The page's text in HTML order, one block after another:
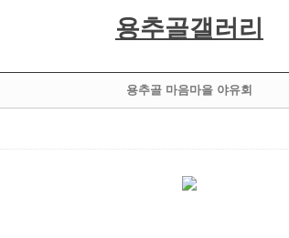
용추골갤러리
용추골 마음마을 야유회